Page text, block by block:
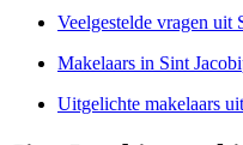
Veelgestelde vragen uit
Makelaars in Sint
Uitgelichte makelaars